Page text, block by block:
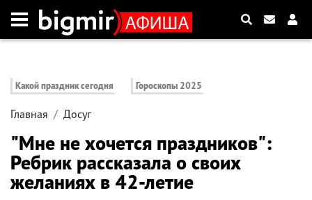
Какой праздник сегодня Гороскопы 2025
Главная Досуг
"Мне не хочется праздников":
Ребрик рассказала о своих
желаниях в 42-летие